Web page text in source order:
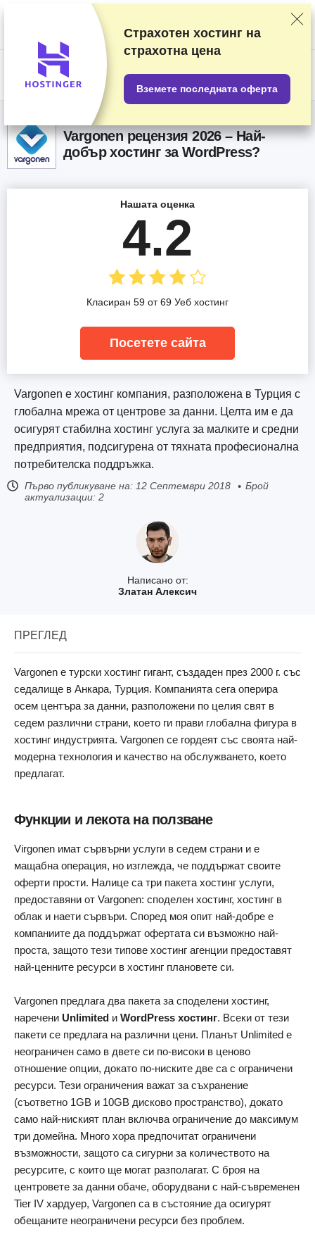
Класираме доставчиците на базата на подробни тестове и
проучвания, но също така вземаме предвид вашите отзиви и
търговски си споразумения с различните доставчици. Тази страница
съдържа партньорски връзки. Разкриване на реклама.
US$
Vargonen рецензия 2026 – Най-
добър хостинг за WordPress?
Написано от:
Златан Алексич
Vargonen е хостинг компания, разположена в Турция с
глобална мрежа от центрове за данни. Целта им е да
осигурят стабилна хостинг услуга за малките и средни
предприятия, подсигурена от тяхната професионална
потребителска поддръжка.
Първо публикуване на: 12 Септември 2018
Брой
актуализации: 2
Нашата оценка
4.2
Класиран 59 от 69 Уеб хостинг
Посетете сайта
ПРЕГЛЕД
Vargonen е турски хостинг гигант, създаден през 2000 г. със
седалище в Анкара, Турция. Компанията сега оперира
осем центъра за данни, разположени по целия свят в
седем различни страни, което ги прави глобална фигура в
хостинг индустрията. Vargonen се гордеят със своята най-
модерна технология и качество на обслужването, което
предлагат.
Функции и лекота на ползване
Virgonen имат сървърни услуги в седем страни и е
мащабна операция, но изглежда, че поддържат своите
оферти прости. Налице са три пакета хостинг услуги,
предоставяни от Vargonen: споделен хостинг, хостинг в
облак и наети сървъри. Според моя опит най-добре е
компаниите да поддържат офертата си възможно най-
проста, защото тези типове хостинг агенции предоставят
най-ценните ресурси в хостинг плановете си.
Vargonen предлага два пакета за споделени хостинг,
наречени Unlimited и WordPress хостинг. Всеки от тези
пакети се предлага на различни цени. Планът Unlimited е
неограничен само в двете си по-високи в ценово
отношение опции, докато по-ниските две са с ограничени
ресурси. Тези ограничения важат за съхранение
(съответно 1GB и 10GB дисково пространство), докато
само най-ниският план включва ограничение до максимум
три домейна. Много хора предпочитат ограничени
възможности, защото са сигурни за количеството на
ресурсите, с които ще могат разполагат. С броя на
центровете за данни обаче, оборудвани с най-съвременен
Tier IV хардуер, Vargonen са в състояние да осигурят
обещаните неограничени ресурси без проблем.
Страхотен хостинг на
страхотна цена
Вземете последната оферта